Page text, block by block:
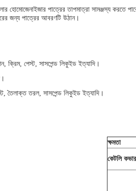
হোমোজেনাইজার পাত্রের তাপমাত্রা সামঞ্জস্য করতে
জন্য পাত্রের আবরণটি উঠান।
ক্রিম, পেস্ট, সাসপেন্ড লিকুইড ইত্যাদি।
তৈলাক্ত তরল, সাসপেন্ড লিকুইড ইত্যাদি।
ক্ষমতা
কেটলি কভার